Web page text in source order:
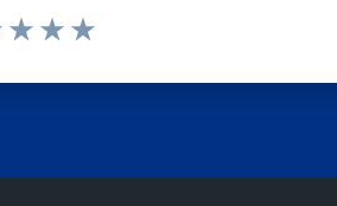
1 a 5 stelle la pagina